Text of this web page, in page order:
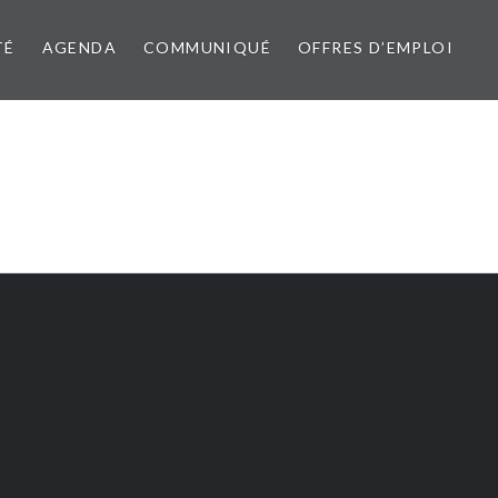
AGENDA COMMUNIQUÉ OFFRES D’EMPLOI